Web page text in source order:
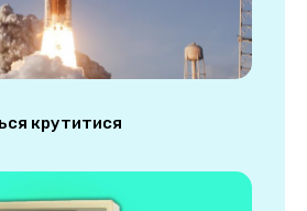
крутитися